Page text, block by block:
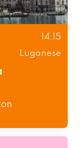
14.15
Luganese